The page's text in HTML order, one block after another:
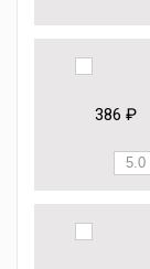
386 ₽